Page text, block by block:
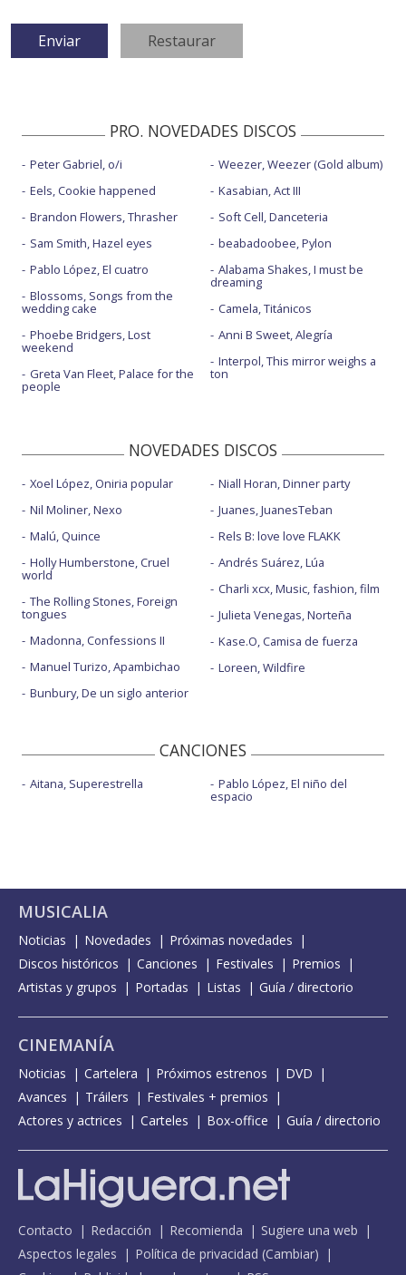
PRO. NOVEDADES DISCOS
Peter Gabriel, o/i
Eels, Cookie happened
Brandon Flowers, Thrasher
Sam Smith, Hazel eyes
Pablo López, El cuatro
Blossoms, Songs from the
wedding cake
Phoebe Bridgers, Lost
weekend
Greta Van Fleet, Palace for the
people
Weezer, Weezer (Gold album)
Kasabian, Act III
Soft Cell, Danceteria
beabadoobee, Pylon
Alabama Shakes, I must be
dreaming
Camela, Titánicos
Anni B Sweet, Alegría
Interpol, This mirror weighs a
ton
NOVEDADES DISCOS
Xoel López, Oniria popular
Nil Moliner, Nexo
Malú, Quince
Holly Humberstone, Cruel
world
The Rolling Stones, Foreign
tongues
Madonna, Confessions II
Manuel Turizo, Apambichao
Bunbury, De un siglo anterior
Niall Horan, Dinner party
Juanes, JuanesTeban
Rels B: love love FLAKK
Andrés Suárez, Lúa
Charli xcx, Music, fashion, film
Julieta Venegas, Norteña
Kase.O, Camisa de fuerza
Loreen, Wildfire
CANCIONES
Aitana, Superestrella Pablo López, El niño del
espacio
MUSICALIA
Noticias Novedades
Próximas novedades
Discos históricos
Canciones Festivales
Premios
Artistas y grupos
Portadas Listas Guía / directorio
CINEMANÍA
Noticias Cartelera Próximos estrenos
DVD
Avances
Tráilers
Festivales + premios
Actores y actrices
Carteles Box-office Guía / directorio
Contacto Redacción Recomienda
Sugiere una web
Aspectos legales
Política de privacidad (Cambiar)